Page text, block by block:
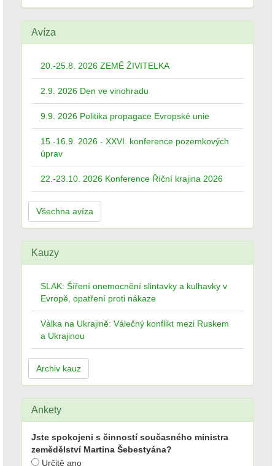
Avíza
20.-25.8. 2026 ZEMĚ ŽIVITELKA
2.9. 2026 Den ve vinohradu
9.9. 2026 Politika propagace Evropské unie
15.-16.9. 2026 - XXVI. konference pozemkových
úprav
22.-23.10. 2026 Konference Říční krajina 2026
Všechna avíza
Kauzy
SLAK: Šíření onemocnění slintavky a kulhavky v
Evropě, opatření proti nákaze
Válka na Ukrajině: Válečný konflikt mezi Ruskem
a Ukrajinou
Archiv kauz
Ankety
Jste spokojeni s činností současného ministra
zemědělství Martina Šebestyána?
Určitě ano